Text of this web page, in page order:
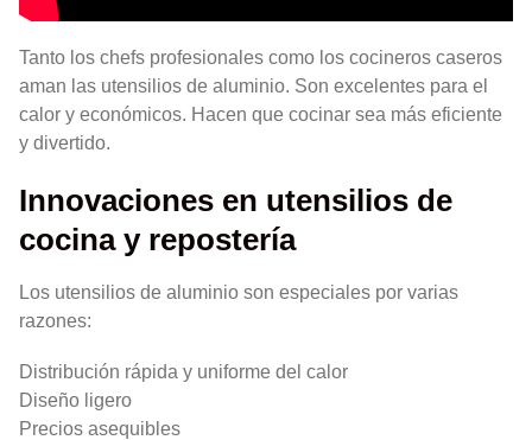
Tanto los chefs profesionales como los cocineros caseros
aman las utensilios de aluminio. Son excelentes para el
calor y económicos. Hacen que cocinar sea más eficiente
y divertido.
Innovaciones en utensilios de
cocina y repostería
Los utensilios de aluminio son especiales por varias
razones:
Distribución rápida y uniforme del calor
Diseño ligero
Precios asequibles